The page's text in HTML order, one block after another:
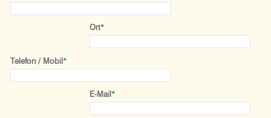
Ort*
Telefon / Mobil *
E-Mail *